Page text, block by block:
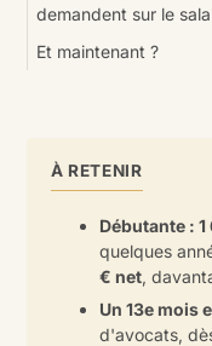
demandent sur le
Et maintenant ?
À RETENIR
Débutante :
quelques
€ net,
Un 13e mois
d'avocats,